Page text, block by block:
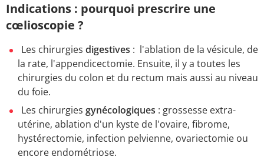
Indications : pourquoi prescrire une
cœlioscopie ?
Les chirurgies digestives : l'ablation de la vésicule, de
la rate, l'appendicectomie. Ensuite, il y a toutes les
chirurgies du colon et du rectum mais aussi au niveau
du foie.
Les chirurgies gynécologiques : grossesse extra-
utérine, ablation d'un kyste de l'ovaire, fibrome,
hystérectomie, infection pelvienne, ovariectomie ou
encore endométriose.